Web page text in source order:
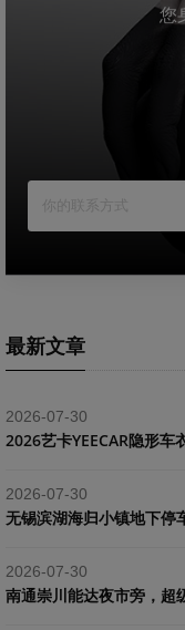
您
最新文章
2026-07-30
2026艺卡YEECAR隐形
2026-07-30
无锡滨湖海归小镇地下停
2026-07-30
南通崇川能达夜市旁，超